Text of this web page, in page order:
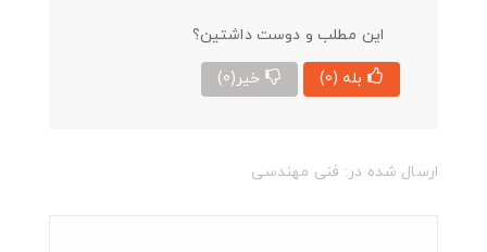
این مطلب و دوست داشتین؟
بله (0) خیر (0)
ارسال شده در: فنی مهندسی